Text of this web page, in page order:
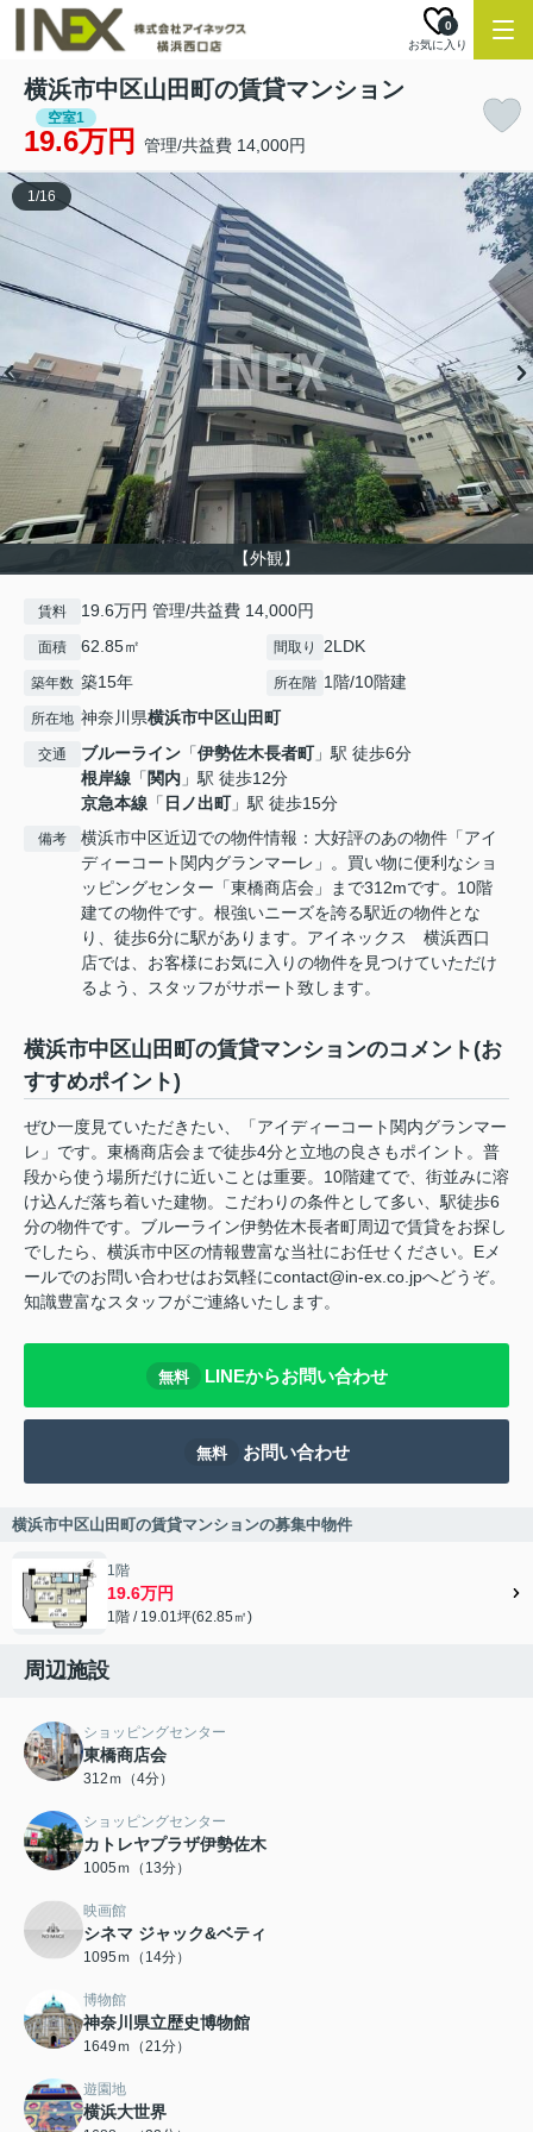
お気に入り
0
横浜市中区山田町の賃貸マンション
空室1
19.6万円 管理/共益費 14,000円
【外観】
1/16
賃料 19.6万円 管理/共益費 14,000円
面積 62.85㎡ 間取り 2LDK
築年数 築15年 所在階 1階/10階建
所在地 神奈川県横浜市中区山田町
交通 ブルーライン 「伊勢佐木長者町」駅 徒歩6分
根岸線 「 関内 」駅 徒歩12分
京急本線 「 日ノ出町」駅 徒歩15分
備考
横浜市中区近辺での物件情報：大好評のあの物件「アイ
ディーコート関内グランマーレ」。買い物に便利なショ
ッピングセンター「東橋商店会」まで312mです。10階
建ての物件です。根強いニーズを誇る駅近の物件とな
り、徒歩6分に駅があります。アイネックス 横浜西口
店では、お客様にお気に入りの物件を見つけていただけ
るよう、スタッフがサポート致します。
横浜市中区山田町の賃貸マンションのコメント(お
すすめポイント)
ぜひ一度見ていただきたい、「アイディーコート関内グランマー
レ」です。東橋商店会まで徒歩4分と立地の良さもポイント。普
段から使う場所だけに近いことは重要。10階建てで、街並みに溶
け込んだ落ち着いた建物。こだわりの条件として多い、駅徒歩6
分の物件です。ブルーライン伊勢佐木長者町周辺で賃貸をお探し
でしたら、横浜市中区の情報豊富な当社にお任せください。Eメ
ールでのお問い合わせはお気軽にcontact@in-ex.co.jpへどうぞ。
知識豊富なスタッフがご連絡いたします。
無料 LINEからお問い合わせ
無料 お問い合わせ
横浜市中区山田町の賃貸マンションの募集中物件
1階
19.6万円
1階 / 19.01坪(62.85㎡)
周辺施設
ショッピングセンター
東橋商店会
312ｍ（4分）
ショッピングセンター
カトレヤプラザ伊勢佐木
1005ｍ（13分）
映画館
シネマ ジャック&ベティ
1095ｍ（14分）
博物館
神奈川県立歴史博物館
1649ｍ（21分）
遊園地
横浜大世界